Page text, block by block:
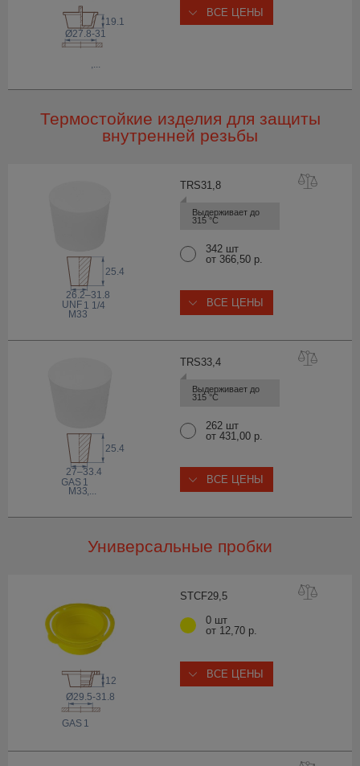
19.1
Ø27.8-31
ВСЕ ЦЕНЫ
Термостойкие изделия для защиты
внутренней резьбы
TRS31,8
Выдерживает до
315 °С
25.4
26.2–31.8
M33
UNF 1 1/4
342 шт
от 366,50 р.
ВСЕ ЦЕНЫ
TRS33,4
Выдерживает до
315 °С
25.4
GAS 1
27–33.4
M33,...
262 шт
от 431,00 р.
ВСЕ ЦЕНЫ
Универсальные пробки
STCF29,5
12
Ø29.5-31.8
GAS 1
0 шт
от 12,70 р.
ВСЕ ЦЕНЫ